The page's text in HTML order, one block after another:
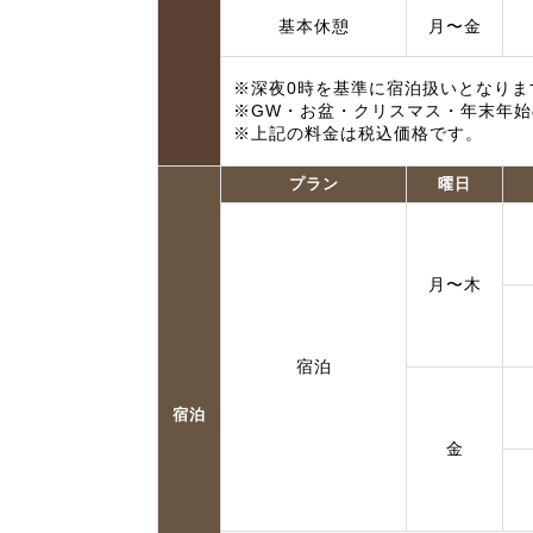
基本休憩 月〜金
※深夜0時を基準に宿泊扱いとなり
※GW・お盆・クリスマス・年末年
※上記の料金は税込価格です。
宿泊
プラン 曜日
宿泊
月〜木
金